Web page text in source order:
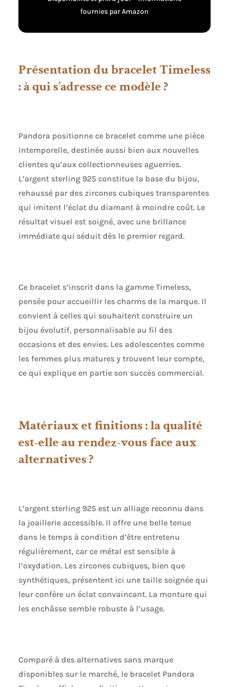
fournies par Amazon
Présentation du bracelet Timeless
: à qui s’adresse ce modèle ?
Pandora positionne ce bracelet comme une pièce
intemporelle, destinée aussi bien aux nouvelles
clientes qu’aux collectionneuses aguerries.
L’argent sterling 925 constitue la base du bijou,
rehaussé par des zircones cubiques transparentes
qui imitent l’éclat du diamant à moindre coût. Le
résultat visuel est soigné, avec une brillance
immédiate qui séduit dès le premier regard.
Ce bracelet s’inscrit dans la gamme Timeless,
pensée pour accueillir les charms de la marque. Il
convient à celles qui souhaitent construire un
bijou évolutif, personnalisable au fil des
occasions et des envies. Les adolescentes comme
les femmes plus matures y trouvent leur compte,
ce qui explique en partie son succès commercial.
Matériaux et finitions : la qualité
est-elle au rendez-vous face aux
alternatives ?
L’argent sterling 925 est un alliage reconnu dans
la joaillerie accessible. Il offre une belle tenue
dans le temps à condition d’être entretenu
régulièrement, car ce métal est sensible à
l’oxydation. Les zircones cubiques, bien que
synthétiques, présentent ici une taille soignée qui
leur confère un éclat convaincant. La monture qui
les enchâsse semble robuste à l’usage.
Comparé à des alternatives sans marque
disponibles sur le marché, le bracelet Pandora